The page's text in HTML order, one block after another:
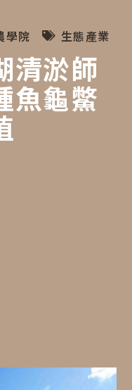
學院 生態產業
清淤師
魚龜鱉